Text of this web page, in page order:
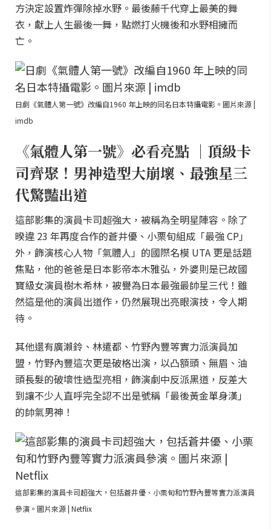
方決定設置炸彈除掉水野。最後藤千代穿上最美的舞
衣，獻上人生最後一舞，點燃打火機後和水野相擁而
亡。
日劇《氣體人第一號》改編自1960 年上映的同名日本特攝電影。圖片來源 |
imdb
《氣體人第一號》必看亮點 ｜頂級卡
司齊聚！男神造型大崩壞、最強星三
代驚豔出道
這部影集的演員卡司超強大，被稱為全明星陣容。除了
暌違 23 年再度合作的蒼井優、小栗旬組成「最強 CP」
外，飾演核心人物「氣體人」的國際名模 UTA 更是話題
焦點，他的爸爸是日本影帝本木雅弘，外婆則是已故國
寶級女演員樹木希林，被譽為日本最強最帥星三代！雖
然這是他的演員出道作，仍然展現出亮眼演技，令人期
待。
其他還有廣瀨鈴、林遣都、竹野內豐等實力派演員加
盟，竹野內豐這次更是破格出演，以凸額頭、無眉、油
頭長髮的破壞性造型亮相，飾演劇中反派黑道，反差大
到讓不少人直呼完全認不出是號稱「最後黃金單身漢」
的帥氣男神！
這部影集的演員卡司超強大，包括蒼井優、小栗旬和竹野內豐等實力派演員
參演。圖片來源 | Netflix